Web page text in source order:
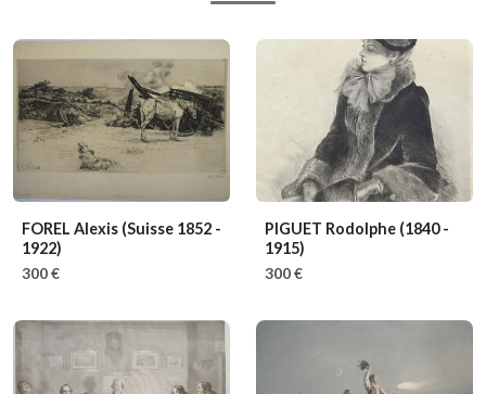
FOREL Alexis (Suisse 1852 -
1922)
300 €
PIGUET Rodolphe (1840 -
1915)
300 €